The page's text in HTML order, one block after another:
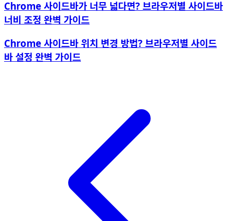
Chrome 사이드바가 너무 넓다면? 브라우저별 사이드바
너비 조정 완벽 가이드
Chrome 사이드바 위치 변경 방법? 브라우저별 사이드
바 설정 완벽 가이드